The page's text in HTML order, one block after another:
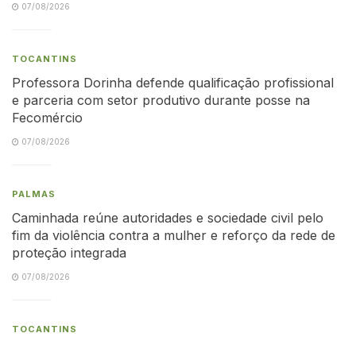
07/08/2026
TOCANTINS
Professora Dorinha defende qualificação profissional
e parceria com setor produtivo durante posse na
Fecomércio
07/08/2026
PALMAS
Caminhada reúne autoridades e sociedade civil pelo
fim da violência contra a mulher e reforço da rede de
proteção integrada
07/08/2026
TOCANTINS